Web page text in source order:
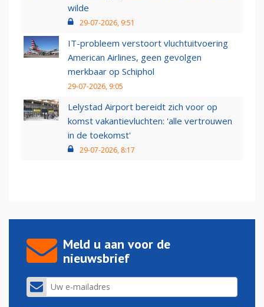
wilde
29-07-2026, 9:51
IT-probleem verstoort vluchtuitvoering
American Airlines, geen gevolgen
merkbaar op Schiphol
29-07-2026, 9:05
Lelystad Airport bereidt zich voor op
komst vakantievluchten: 'alle vertrouwen
in de toekomst'
29-07-2026, 8:17
Meld u aan voor de
nieuwsbrief